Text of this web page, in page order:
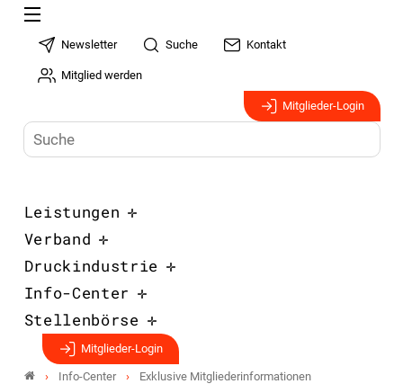
Newsletter Suche Kontakt
Mitglied werden
Mitglieder-Login
Leistungen
Verband
Druckindustrie
Info-Center
Stellenbörse
Mitglieder-Login
Info-Center
Exklusive Mitgliederinformationen